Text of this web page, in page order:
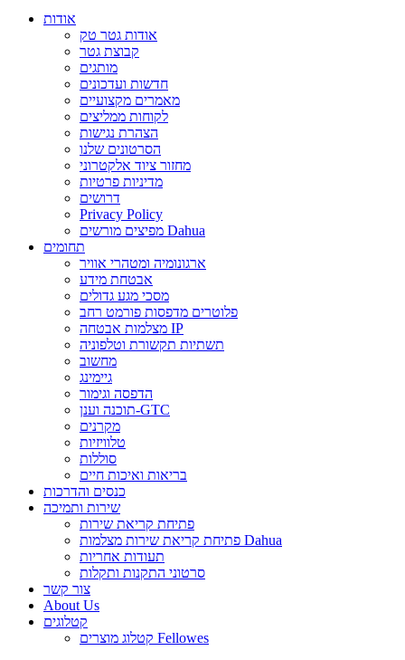
אודות
אודות גטר טק
קבוצת גטר
מותגים
חדשות ועדכונים
מאמרים מקצועיים
לקוחות ממליצים
הצהרת נגישות
הסרטונים שלנו
מחזור ציוד אלקטרוני
מדיניות פרטיות
דרושים
Privacy Policy
מפיצים מורשים Dahua
תחומים
ארגונומיה ומטהרי אוויר
אבטחת מידע
מסכי מגע גדולים
פלוטרים מדפסות פורמט רחב
מצלמות אבטחה IP
תשתיות תקשורת וטלפוניה
מחשוב
גיימינג
הדפסה וגימור
תוכנה וענן-GTC
מקרנים
טלוויזיות
סוללות
בריאות ואיכות חיים
כנסים והדרכות
שירות ותמיכה
פתיחת קריאת שירות
פתיחת קריאת שירות מצלמות Dahua
תעודות אחריות
סרטוני התקנות ותקלות
צור קשר
About Us
קטלוגים
קטלוג מוצרים Fellowes